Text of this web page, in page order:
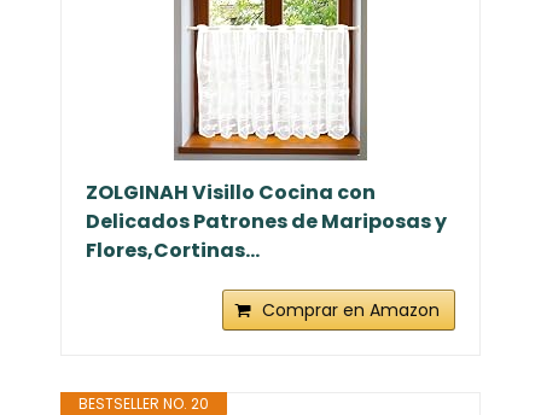
ZOLGINAH Visillo Cocina con
Delicados Patrones de Mariposas y
Flores,Cortinas...
Comprar en Amazon
BESTSELLER NO. 20